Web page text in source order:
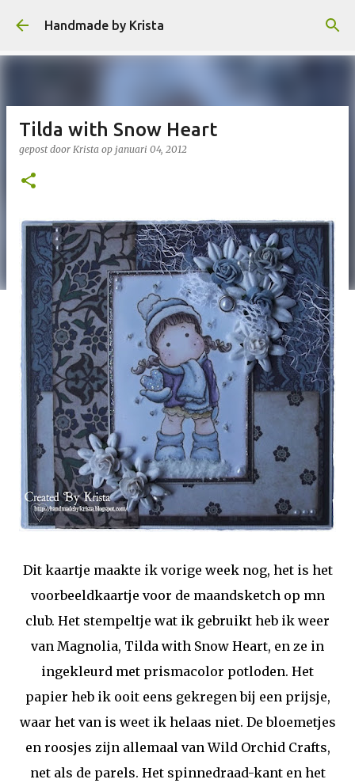
Doorgaan naar hoofdcontent
Handmade by Krista
Tilda with Snow Heart
gepost door Krista op januari 04, 2012
Dit kaartje maakte ik vorige week nog, het is het
voorbeeldkaartje voor de maandsketch op mn
club. Het stempeltje wat ik gebruikt heb ik weer
van Magnolia, Tilda with Snow Heart, en ze in
ingekleurd met prismacolor potloden. Het
papier heb ik ooit eens gekregen bij een prijsje,
waar het van is weet ik helaas niet. De bloemetjes
en roosjes zijn allemaal van Wild Orchid Crafts,
net als de parels. Het spinnedraad-kant en het